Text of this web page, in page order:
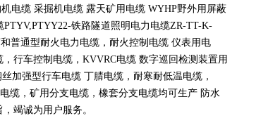
电缆 采掘机电缆 露天矿用电缆 WYHP野外用屏蔽
PTYV,PTYY22-铁路隧道照明电力电缆ZR-TT-K-
普通型耐火电力电缆，耐火控制电缆 仪表用电
行车控制电缆， KVVRC电缆 数字巡回检测装置用
加强型行车电缆 丁腈电缆，耐寒耐低温电缆，
缆，矿用分支电缆，橡套分支电缆均可生产 防水
竭诚为用户服务。